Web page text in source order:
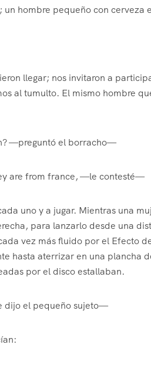
hombre pequeño con cerveza
llegar; nos invitaron a
al tumulto. El mismo hombre
—preguntó el borracho—
are from france, —le contesté—
uno y a jugar. Mientras una
para lanzarlo desde una
vez más fluido por el Efecto
hasta aterrizar en una plancha
por el disco estallaban.
dijo el pequeño sujeto—